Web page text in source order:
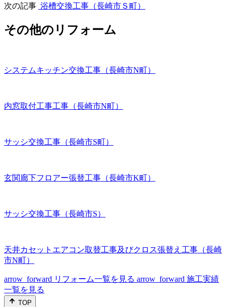
次の記事 浴槽交換工事（長崎市Ｓ町）
その他のリフォーム
システムキッチン交換工事（長崎市N町）
内窓取付工事工事（長崎市N町）
サッシ交換工事（長崎市S町）
玄関廊下フロアー張替工事（長崎市K町）
サッシ交換工事（長崎市S）
天井カセットエアコン取替工事及びクロス張替え工事（長崎
市N町）
arrow_forward リフォーム一覧を見る arrow_forward 施工実績
一覧を見る
TOP